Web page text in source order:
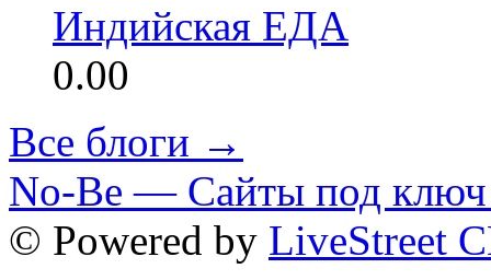
Индийская ЕДА
0.00
Все блоги →
No-Be — Сайты под ключ
© Powered by LiveStreet